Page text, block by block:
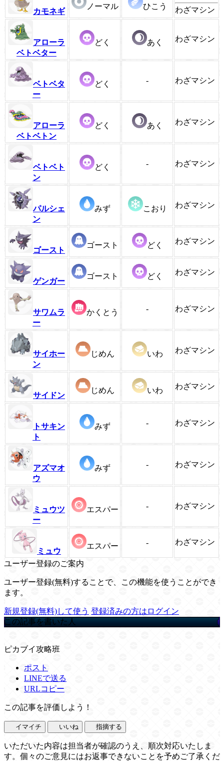
カモネギ
ノーマル ひこう わざマシン
アローラ
ベトベター
どく あく わざマシン
ベトベタ
ー
どく - わざマシン
アローラ
ベトベトン
どく あく わざマシン
ベトベト
ン
どく - わざマシン
パルシェ
ン
みず こおり わざマシン
ゴースト
ゴースト どく わざマシン
ゲンガー
ゴースト どく わざマシン
サワムラ
ー
かくとう - わざマシン
サイホー
ン
じめん いわ わざマシン
サイドン
じめん いわ わざマシン
トサキン
ト
みず - わざマシン
アズマオ
ウ
みず - わざマシン
ミュウツ
ー
エスパー - わざマシン
ミュウ
エスパー - わざマシン
ユーザー登録のご案内
ユーザー登録(無料)することで、この機能を使うことができ
ます。
新規登録(無料)して使う 登録済みの方はログイン
この記事を書いた人
ピカブイ攻略班
ポスト
LINEで送る
URLコピー
この記事を評価しよう！
イマイチ いいね 指摘する
いただいた内容は担当者が確認のうえ、順次対応いたしま
す。個々のご意見にはお返事できないことを予めご了承くだ